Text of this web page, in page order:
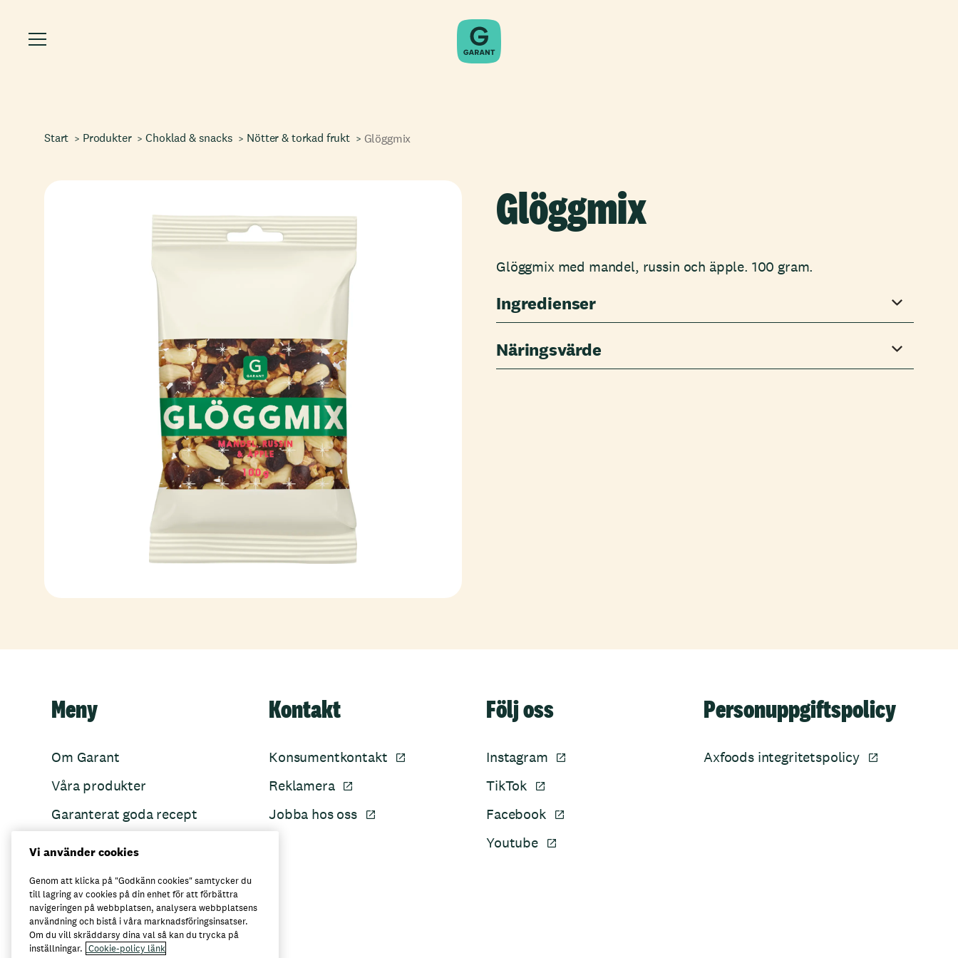
Start Produkter Choklad & snacks Nötter & torkad frukt Glöggmix
Glöggmix
Glöggmix med mandel, russin och äpple. 100 gram.
Ingredienser
Näringsvärde
Meny
Om Garant
Våra produkter
Garanterat goda recept
Kontakt
Konsumentkontakt
Reklamera
Jobba hos oss
Följ oss
Instagram
TikTok
Facebook
Youtube
Personuppgiftspolicy
Axfoods integritetspolicy
Här kan du köpa Garant
Vi använder cookies
Genom att klicka på "Godkänn cookies" samtycker du
till lagring av cookies på din enhet för att förbättra
navigeringen på webbplatsen, analysera webbplatsens
användning och bistå i våra marknadsföringsinsatser.
Om du vill skräddarsy dina val så kan du trycka på
inställningar. Cookie-policy länk